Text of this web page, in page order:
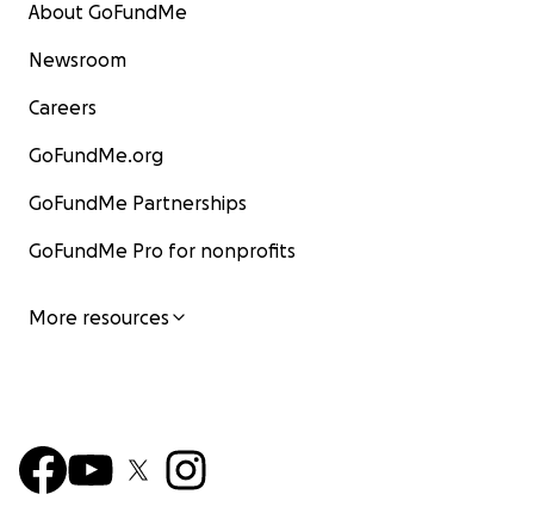
About GoFundMe
Newsroom
Careers
GoFundMe.org
GoFundMe Partnerships
GoFundMe Pro for nonprofits
More resources